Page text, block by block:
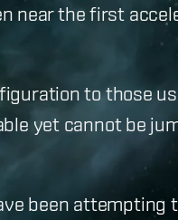
near the first
to those
yet cannot be
been attempting